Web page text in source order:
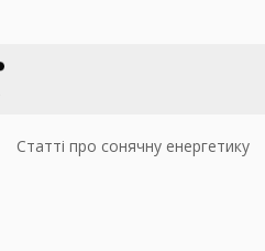
Статті про сонячну енергетику